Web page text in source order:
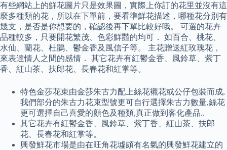
有些網站上的鮮花圖片只是效果圖，實際上你訂的花里並沒有這
麼多種類的花，所以在下單前，要看準鮮花描述，哪種花分別有
幾支，是否是你想要的，確認後再下單比較好哦。 可選的花卉
品種較多，只要開花繁茂、色彩鮮豔的均可． 如百合、桃花、
水仙、蘭花、杜鵑、鬱金香及風信子等。 主花贈送紅玫瑰花，
來表達情人之間的感情． 其它花卉有紅鬱金香、風鈴草、紫丁
香、紅山茶、扶郎花、長春花和紅掌等。
特色金莎花束由金莎朱古力配上絲花襯花或公仔包裝而成,
我們部分的朱古力花束型號更可自行選擇朱古力數量,絲花
更可選擇自己喜愛的顏色及種類,真正做到客化產品..
其它花卉有紅鬱金香、風鈴草、紫丁香、紅山茶、扶郎
花、長春花和紅掌等。
興發鮮花市場是由在旺角花墟頗有名氣的興發鮮花建立的